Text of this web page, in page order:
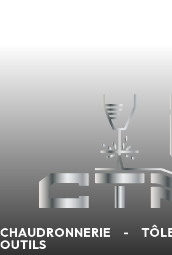
CHAUDRONNERIE -
OUTILS